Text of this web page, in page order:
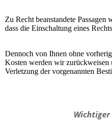
Zu Recht beanstandete
dass die Einschaltung eines
Dennoch von Ihnen ohne
Kosten werden wir zurückweisen
Verletzung der vorgenannten